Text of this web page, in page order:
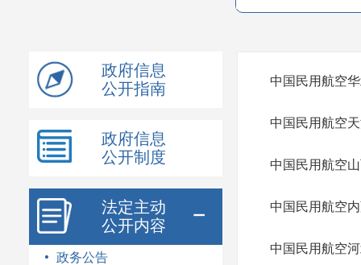
政府信息
公开指南
政府信息
公开制度
法定主动
公开内容
政务公告
中国民用航空
中国民用航空
中国民用航空
中国民用航空
中国民用航空